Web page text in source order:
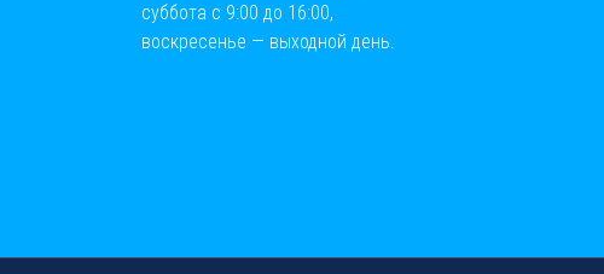
суббота с 9:00 до 16:00,
воскресенье — выходной день.